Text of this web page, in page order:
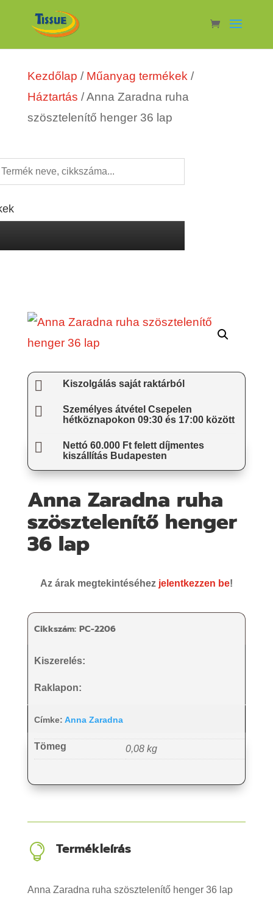
Kezdőlap / Műanyag termékek /
Háztartás / Anna Zaradna ruha
szösztelenítő henger 36 lap
 Kiszolgálás saját raktárból

Személyes átvétel Csepelen
hétköznapokon 09:30 és 17:00 között

Nettó 60.000 Ft felett díjmentes
kiszállítás Budapesten
Anna Zaradna ruha
szösztelenítő henger
36 lap
Az árak megtekintéséhezjelentkezzen be!
Cikkszám: PC-2206
Kiszerelés:
Raklapon:
Címke: Anna Zaradna
Tömeg 0,08 kg
 Termékleírás
Anna Zaradna ruha szösztelenítő henger 36 lap